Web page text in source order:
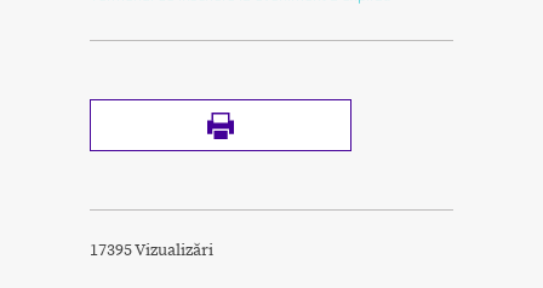
17395 Vizualizări